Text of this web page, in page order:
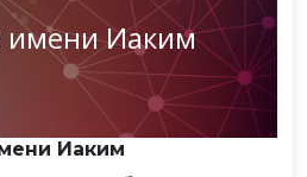
имени Иаким
Иаким